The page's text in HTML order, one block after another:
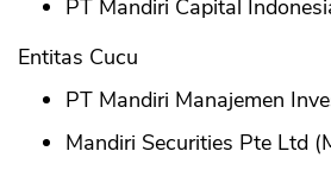
PT Mandiri Capital
Entitas Cucu
PT Mandiri Manajemen
Mandiri Securities Pte Ltd